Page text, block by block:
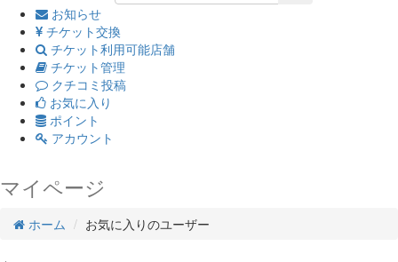
お知らせ
チケット交換
チケット利用可能店舗
チケット管理
クチコミ投稿
お気に入り
ポイント
アカウント
マイページ
ホーム お気に入りのユーザー